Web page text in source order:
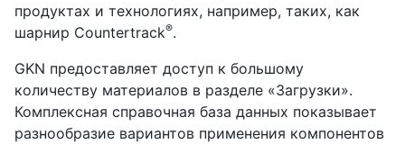
продуктах и технологиях, например, таких, как
шарнир Countertrack®.
GKN предоставляет доступ к большому
количеству материалов в разделе «Загрузки».
Комплексная справочная база данных показывает
разнообразие вариантов применения компонентов